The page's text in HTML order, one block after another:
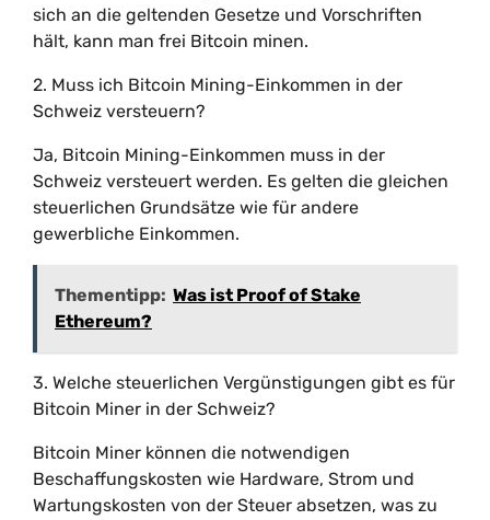
sich an die geltenden Gesetze und Vorschriften
hält, kann man frei Bitcoin minen.
2. Muss ich Bitcoin Mining-Einkommen in der
Schweiz versteuern?
Ja, Bitcoin Mining-Einkommen muss in der
Schweiz versteuert werden. Es gelten die gleichen
steuerlichen Grundsätze wie für andere
gewerbliche Einkommen.
Thementipp: Was ist Proof of Stake
Ethereum?
3. Welche steuerlichen Vergünstigungen gibt es für
Bitcoin Miner in der Schweiz?
Bitcoin Miner können die notwendigen
Beschaffungskosten wie Hardware, Strom und
Wartungskosten von der Steuer absetzen, was zu